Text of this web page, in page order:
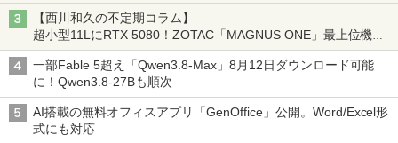
【マラソン値引中！ 当日出荷！】ノート
パソコン 新品 15.6インチ パソコン ノー
トPC CPU Intel Pentium GOLD 6500Y
メモリ12GB SSD 256GB 15インチ フル
HD HDMI USB3.0 WEBカメラ 無線LAN
Wifi Windows11 office JIS 日本語キー
ボード 新生活 事務 学生 初心者 NC15J
[VETESA正規販売店]デスクトップパソ
コン PC 一体型 新品 Windows11 27型 C
ore i7 第4世代 Office付き メモリ16GB
SSD512GB 初期設定済 ホワイト ブラッ
ク
￥69,800
ター 新品 フルHD HP Series 3 Pro 324p
v 23.8 インチFHD VA モニター VA 23.8
型 角度調整 VESA 100Hz 液晶HDMI VGA
PS5 Nintendo Switch 3年保証 転送不可
(型番: 9U5C1AA)
￥12,900
4
ゼンリン住宅地図 B4判 兵庫県 たつの市
発行年月202603 28229010R
￥19,800
【西川和久の不定期コラム】
超小型11LにRTX 5080！ZOTAC「MAGNUS ONE」最上位機の
実力を探る
一部Fable 5超え「Qwen3.8-Max」8月12日ダウンロード可能
に！Qwen3.8-27Bも順次
AI搭載の無料オフィスアプリ「GenOffice」公開。Word/Excel形
式にも対応